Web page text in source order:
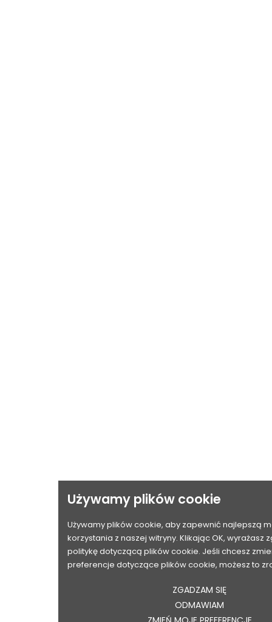
Używamy plików cookie
Używamy plików cookie, aby zapewnić najlepszą
korzystania z naszej witryny. Klikając OK, wyrażasz
politykę dotyczącą plików cookie. Jeśli chcesz
preferencje dotyczące plików cookie, możesz to
ZGADZAM SIĘ
ODMAWIAM